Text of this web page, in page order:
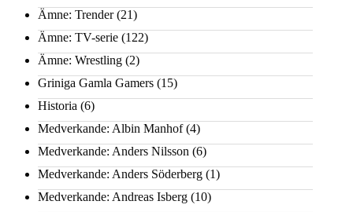
Ämne: Trender(21)
Ämne: TV-serie (122)
Ämne: Wrestling (2)
Griniga Gamla Gamers (15)
Historia (6)
Medverkande: Albin Manhof(4)
Medverkande: Anders Nilsson (6)
Medverkande: Anders Söderberg (1)
Medverkande: Andreas Isberg (10)